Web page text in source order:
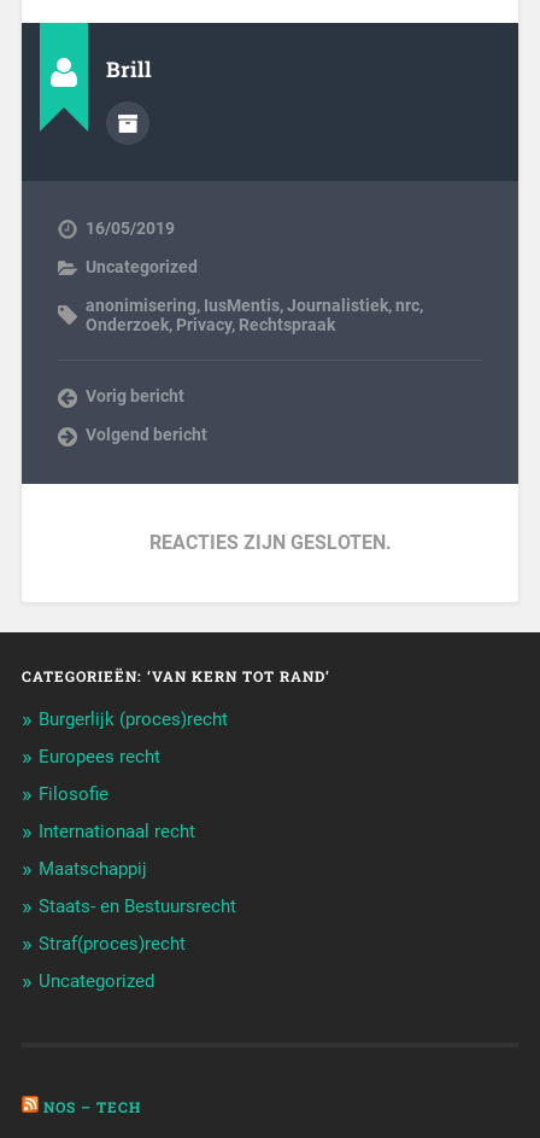
Brill
16/05/2019
Uncategorized
anonimisering, IusMentis,Journalistiek,nrc,
Onderzoek, Privacy, Rechtspraak
Vorig bericht
Volgend bericht
REACTIES ZIJN GESLOTEN.
CATEGORIEËN: ‘VAN KERN TOT RAND’
Burgerlijk (proces)recht
Europees recht
Filosofie
Internationaal recht
Maatschappij
Staats- en Bestuursrecht
Straf(proces)recht
Uncategorized
NOS – TECH